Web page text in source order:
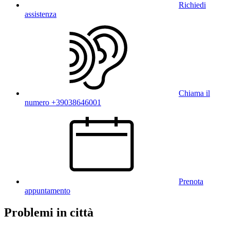
Richiedi
assistenza
Chiama il
numero +39038646001
Prenota
appuntamento
Problemi in città